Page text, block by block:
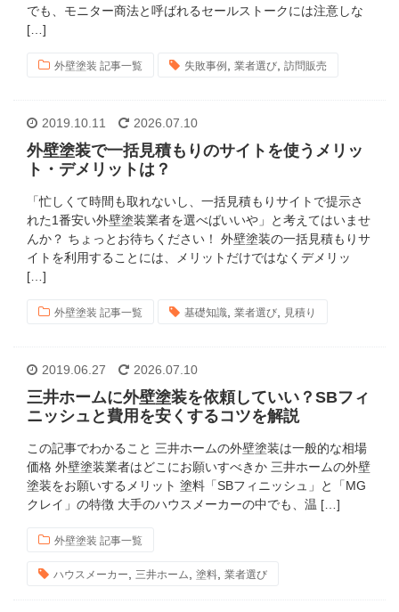
でも、モニター商法と呼ばれるセールストークには注意しな
[…]
外壁塗装 記事一覧 失敗事例 業者選び 訪問販売
2019.10.11 2026.07.10
外壁塗装で一括見積もりのサイトを使うメリッ
ト・デメリットは？
「忙しくて時間も取れないし、一括見積もりサイトで提示さ
れた1番安い外壁塗装業者を選べばいいや」と考えてはいませ
んか？ ちょっとお待ちください！ 外壁塗装の一括見積もりサ
イトを利用することには、メリットだけではなくデメリッ
[…]
外壁塗装 記事一覧 基礎知識 業者選び 見積り
2019.06.27 2026.07.10
三井ホームに外壁塗装を依頼していい？SBフィ
ニッシュと費用を安くするコツを解説
この記事でわかること 三井ホームの外壁塗装は一般的な相場
価格 外壁塗装業者はどこにお願いすべきか 三井ホームの外壁
塗装をお願いするメリット 塗料「SBフィニッシュ」と「MG
クレイ」の特徴 大手のハウスメーカーの中でも、温 […]
外壁塗装 記事一覧
ハウスメーカー 三井ホーム 塗料 業者選び